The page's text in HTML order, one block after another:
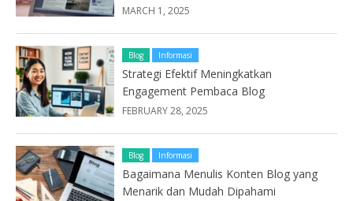
MARCH 1, 2025
Blog Informasi
Strategi Efektif Meningkatkan
Engagement Pembaca Blog
FEBRUARY 28, 2025
Blog Informasi
Bagaimana Menulis Konten Blog yang
Menarik dan Mudah Dipahami